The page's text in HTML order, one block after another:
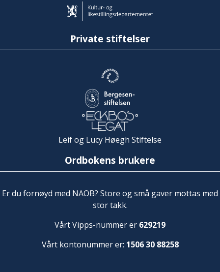
Private stiftelser
Leif og Lucy Høegh Stiftelse
Ordbokens brukere
Er du fornøyd med NAOB? Store og små gaver mottas med
stor takk.
Vårt Vipps-nummer er 629219
Vårt kontonummer er: 1506 30 88258